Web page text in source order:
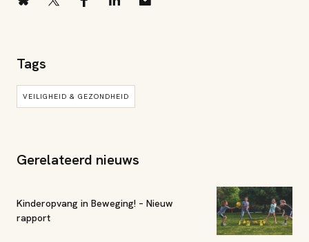
Tags
VEILIGHEID & GEZONDHEID
Gerelateerd nieuws
Kinderopvang in Beweging! – Nieuw
rapport